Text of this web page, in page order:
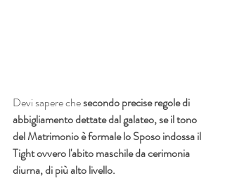
Devi sapere che secondo precise regole di
abbigliamento dettate dal galateo, se il tono
del Matrimonio è formale lo Sposo indossa il
Tight ovvero l'abito maschile da cerimonia
diurna, di più alto livello.